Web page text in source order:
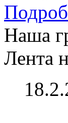
Наша
Лента